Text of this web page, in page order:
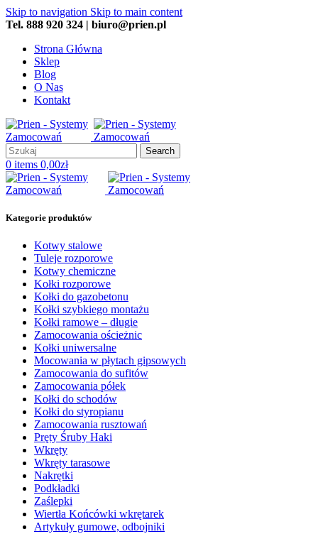
Skip to navigation Skip to main content
Tel. 888 920 324 | biuro@prien.pl
Strona Główna
Sklep
Blog
O Nas
Kontakt
Search
0 items 0,00zł
Kategorie produktów
Kotwy stalowe
Tuleje rozporowe
Kotwy chemiczne
Kołki rozporowe
Kołki do gazobetonu
Kołki szybkiego montażu
Kołki ramowe – długie
Zamocowania ościeżnic
Kołki uniwersalne
Mocowania w płytach gipsowych
Zamocowania do sufitów
Zamocowania półek
Kołki do schodów
Kołki do styropianu
Zamocowania rusztowań
Pręty Śruby Haki
Wkręty
Wkręty tarasowe
Nakrętki
Podkładki
Zaślepki
Wiertła Końcówki wkrętarek
Artykuły gumowe, odbojniki